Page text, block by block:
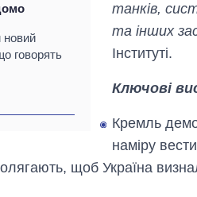
говорять
танків,
та інших
Інституті.
Ключові
Кремль
наміру
щоб Україна